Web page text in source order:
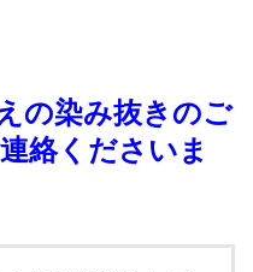
の染み抜きのご
絡くださいま